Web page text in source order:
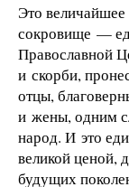
Это величайшее
сокровище —
Православной
и скорби,
отцы,
и жены, одним
народ. И это
великой ценой,
будущих